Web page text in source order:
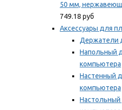
50 мм,
749.18 руб
Аксессуары для
Держатели
Напольный
компьютера
Настенный
компьютера